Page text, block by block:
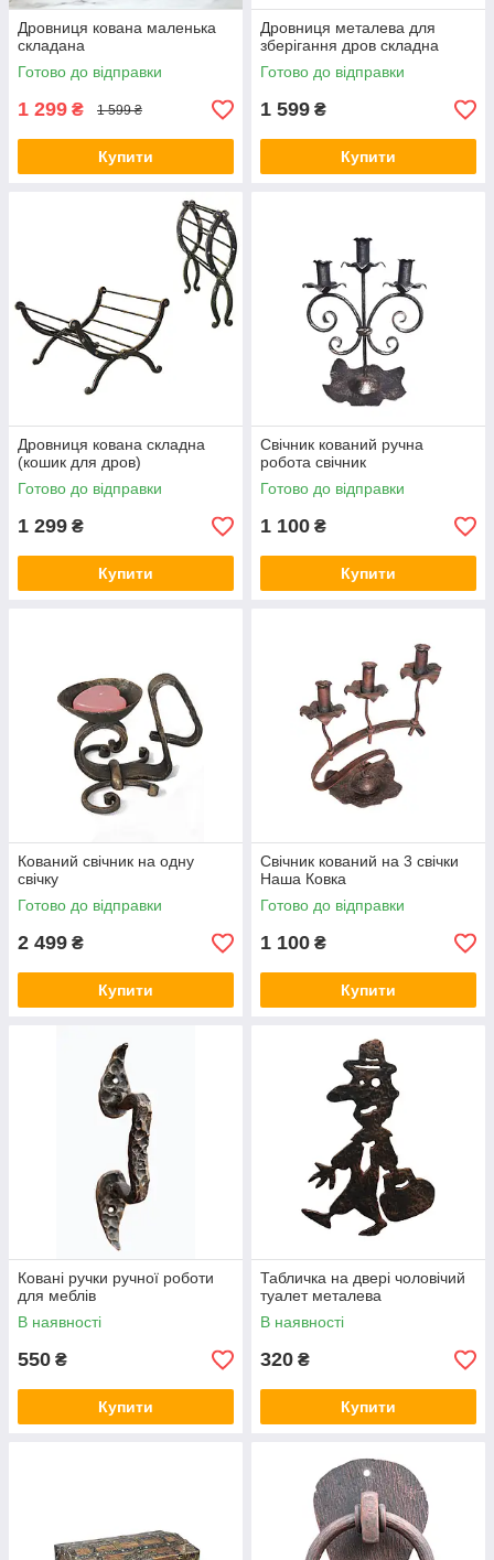
Дровниця кована маленька
складана
Готово до відправки
1 299 ₴ 1 599 ₴
Купити
Дровниця металева для
зберігання дров складна
Готово до відправки
1 599 ₴
Купити
Дровниця кована складна
(кошик для дров)
Готово до відправки
1 299 ₴
Купити
Свічник кований ручна
робота свічник
Готово до відправки
1 100 ₴
Купити
Кований свічник на одну
свічку
Готово до відправки
2 499 ₴
Купити
Свічник кований на 3 свічки
Наша Ковка
Готово до відправки
1 100 ₴
Купити
Ковані ручки ручної роботи
для меблів
В наявності
550 ₴
Купити
Табличка на двері чоловічий
туалет металева
В наявності
320 ₴
Купити